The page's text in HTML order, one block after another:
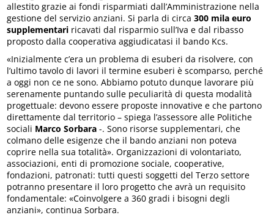
allestito grazie ai fondi risparmiati dall’Amministrazione nella
gestione del servizio anziani. Si parla di circa300 mila euro
supplementari ricavati dal risparmio sull’Iva e dal ribasso
proposto dalla cooperativa aggiudicatasi il bando Kcs.
«Inizialmente c’era un problema di esuberi da risolvere, con
l’ultimo tavolo di lavori il termine esuberi è scomparso, perché
a oggi non ce ne sono. Abbiamo potuto dunque lavorare più
serenamente puntando sulle peculiarità di questa modalità
progettuale: devono essere proposte innovative e che partono
direttamente dal territorio – spiega l’assessore alle Politiche
sociali Marco Sorbara -. Sono risorse supplementari, che
colmano delle esigenze che il bando anziani non poteva
coprire nella sua totalità». Organizzazioni di volontariato,
associazioni, enti di promozione sociale, cooperative,
fondazioni, patronati: tutti questi soggetti del Terzo settore
potranno presentare il loro progetto che avrà un requisito
fondamentale: «Coinvolgere a 360 gradi i bisogni degli
anziani», continua Sorbara.